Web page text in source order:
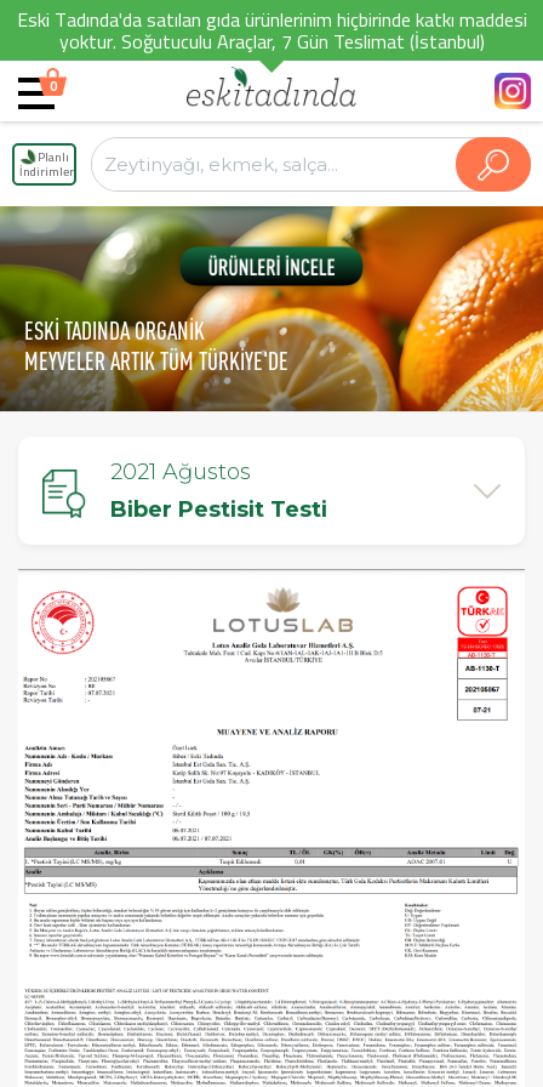
Eski Tadında'da satılan gıda ürünlerinim hiçbirinde katkı maddesi
yoktur. Soğutuculu Araçlar, 7 Gün Teslimat (İstanbul)
0
Planlı
İndirimler
ESKİ TADINDA ORGANİK
MEYVELER ARTIK TÜM TÜRKİYE'DE
2021 Ağustos
Biber Pestisit Testi